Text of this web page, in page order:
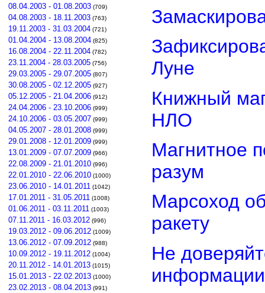
08.04.2003 - 01.08.2003 (709)
04.08.2003 - 18.11.2003 (763)
19.11.2003 - 31.03.2004 (721)
01.04.2004 - 13.08.2004 (825)
16.08.2004 - 22.11.2004 (782)
23.11.2004 - 28.03.2005 (756)
29.03.2005 - 29.07.2005 (807)
30.08.2005 - 02.12.2005 (927)
05.12.2005 - 21.04.2006 (912)
24.04.2006 - 23.10.2006 (999)
24.10.2006 - 03.05.2007 (999)
04.05.2007 - 28.01.2008 (999)
29.01.2008 - 12.01.2009 (999)
13.01.2009 - 07.07.2009 (966)
22.08.2009 - 21.01.2010 (996)
22.01.2010 - 22.06.2010 (1000)
23.06.2010 - 14.01.2011 (1042)
17.01.2011 - 31.05.2011 (1008)
01.06.2011 - 03.11.2011 (1003)
07.11.2011 - 16.03.2012 (996)
19.03.2012 - 09.06.2012 (1009)
13.06.2012 - 07.09.2012 (988)
10.09.2012 - 19.11.2012 (1004)
20.11.2012 - 14.01.2013 (1015)
15.01.2013 - 22.02.2013 (1000)
23.02.2013 - 08.04.2013 (991)
Луне
Книжный
НЛО
Магнитное
разум
Марсоход
ракету
Не
информации